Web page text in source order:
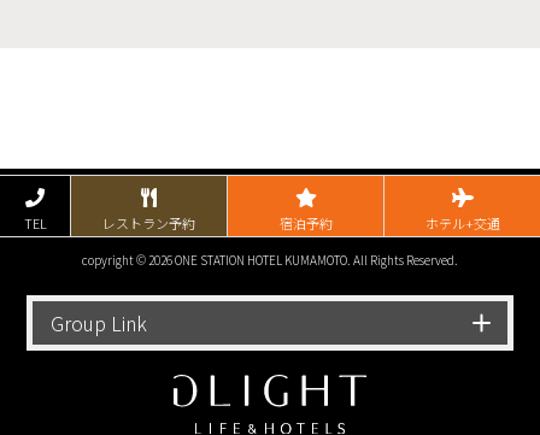
TEL レストラン予約 宿泊予約 ホテル+交通
copyright © 2026 ONE STATION HOTEL KUMAMOTO. All Rights Reserved.
Group Link